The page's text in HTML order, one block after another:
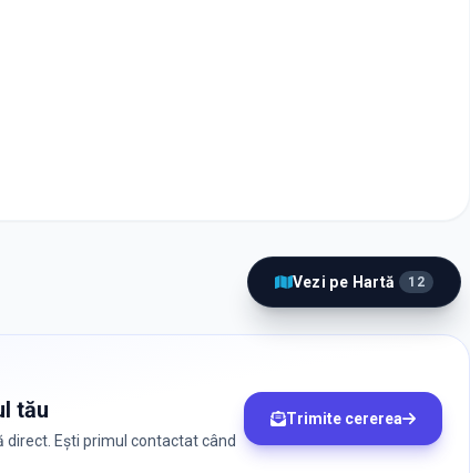
Vezi pe Hartă 12
tău
Ești primul contactat când
Trimite cererea